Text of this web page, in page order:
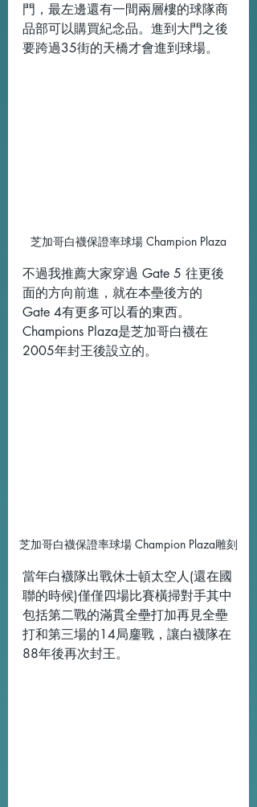
門，最左邊還有一間兩層樓的球隊商
品部可以購買紀念品。進到大門之後
要跨過35街的天橋才會進到球場。
芝加哥白襪保證率球場 Champion Plaza
不過我推薦大家穿過 Gate 5 往更後
面的方向前進，就在本壘後方的
Gate 4有更多可以看的東西。
Champions Plaza是芝加哥白襪在
2005年封王後設立的。
芝加哥白襪保證率球場 Champion Plaza雕刻
當年白襪隊出戰休士頓太空人(還在國
聯的時候)僅僅四場比賽橫掃對手其中
包括第二戰的滿貫全壘打加再見全壘
打和第三場的14局鏖戰，讓白襪隊在
88年後再次封王。